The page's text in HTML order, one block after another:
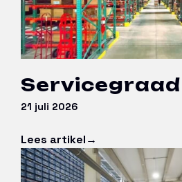
Servicegraad
21 juli 2026
Lees artikel